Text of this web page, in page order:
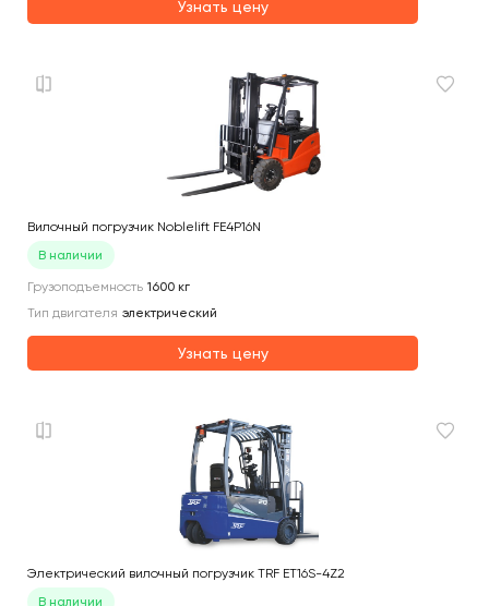
Узнать цену
Вилочный погрузчик Noblelift FE4P16N
В наличии
Грузоподъемность 1600 кг
Тип двигателя электрический
Узнать цену
Электрический вилочный погрузчик TRF ET16S-4Z2
В наличии